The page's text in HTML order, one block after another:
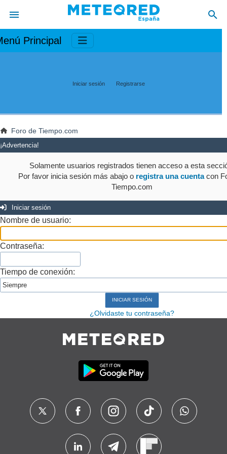
Principal
Iniciar sesión Registrarse
Foro de Tiempo.com
¡Advertencia!
Solamente usuarios registrados tienen acceso a esta
Por favor inicia sesión más abajo o registra una cuentacon
Tiempo.com
Iniciar sesión
Nombre de usuario:
Contraseña:
Tiempo de conexión:
¿Olvidaste tu contraseña?